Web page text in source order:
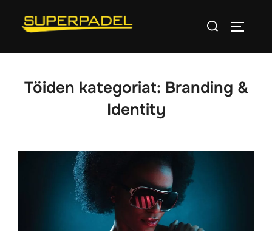
Search
Töiden kategoriat: Branding &
Identity